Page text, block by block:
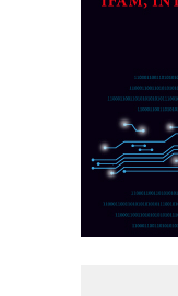
Razvoj
PLC
I.SAFE